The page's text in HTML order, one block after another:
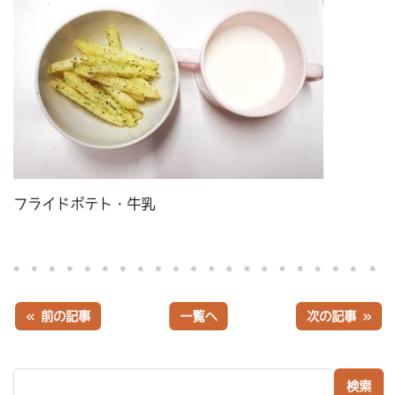
フライドポテト・牛乳
« 前の記事 一覧へ 次の記事 »